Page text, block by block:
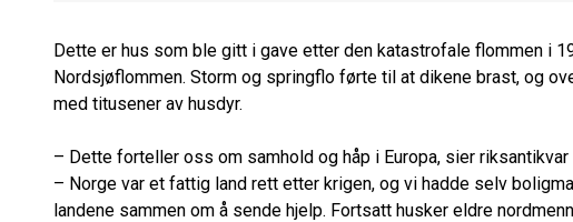
Dette er hus som ble gitt i gave etter den katastrofale flommen i
Nordsjøflommen. Storm og springflo førte til at dikene brast, og
med titusener av husdyr.
– Dette forteller oss om samhold og håp i Europa, sier riksantikvar
– Norge var et fattig land rett etter krigen, og vi hadde selv
landene sammen om å sende hjelp. Fortsatt husker eldre